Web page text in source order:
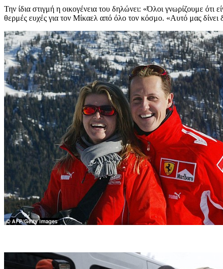
Την ίδια στιγμή η οικογένεια του δηλώνει: «Όλοι γνωρίζουμε ότι
θερμές ευχές για τον Μίκαελ από όλο τον κόσμο. «Αυτό μας